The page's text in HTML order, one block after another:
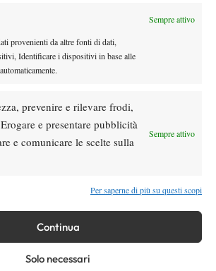
Sempre attivo
provenienti da altre fonti di dati,
Identificare i dispositivi in base alle
prevenire e rilevare frodi,
e presentare pubblicità
e comunicare le scelte sulla
Sempre attivo
Per saperne di più su questi scopi
Continua
Solo necessari
Phillis Vanenburg
, e dovendo anche
contro lagiapponese N.12 Chihiro
più combattuto, tuttavia, è stato
opposta allatennista indiana classe ’98
, capace di vincere il primo parziale per 7
la rimonta della sua avversaria fino al
il risultato stesso che può ben trasmettere
ha sicuramente giocato un ruolo
della finale, conla meno quotata
lasciato alla Robillard-Millette appena 3
enorme passo in avanti in classifica
Open da probabile mina vagante in grado